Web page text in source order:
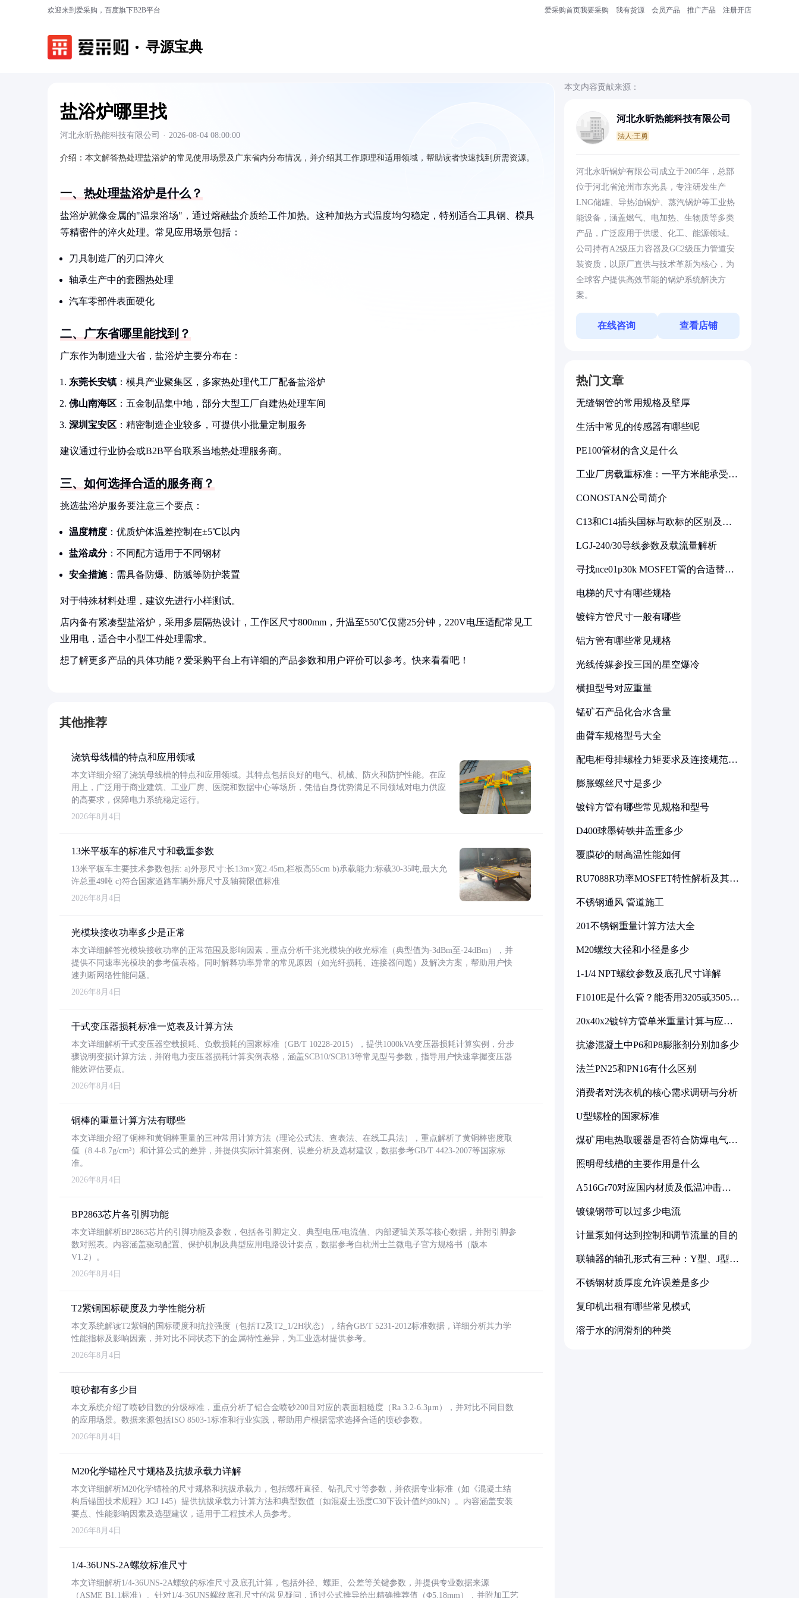
欢迎来到爱采购，百度旗下B2B平台 爱采购首页我要采购 我有货源 会员产品 推广产品 注册开店
寻源宝典
盐浴炉哪里找
河北永昕热能科技有限公司 · 2026-08-04 08:00:00
介绍： 本文解答热处理盐浴炉的常见使用场景及广东省内分布情况，并介绍其工作原理和适用领域，帮助读者快速找到所需资源。
一、热处理盐浴炉是什么？
盐浴炉就像金属的"温泉浴场"，通过熔融盐介质给工件加热。这种加热方式温度均匀稳定，特别适合工具钢、模具
等精密件的淬火处理。常见应用场景包括：
刀具制造厂的刃口淬火
轴承生产中的套圈热处理
汽车零部件表面硬化
二、广东省哪里能找到？
广东作为制造业大省，盐浴炉主要分布在：
东莞长安镇 ：模具产业聚集区，多家热处理代工厂配备盐浴炉
佛山南海区 ：五金制品集中地，部分大型工厂自建热处理车间
深圳宝安区 ：精密制造企业较多，可提供小批量定制服务
建议通过行业协会或B2B平台联系当地热处理服务商。
三、如何选择合适的服务商？
挑选盐浴炉服务要注意三个要点：
温度精度 ：优质炉体温差控制在±5℃以内
盐浴成分：不同配方适用于不同钢材
安全措施：需具备防爆、防溅等防护装置
对于特殊材料处理，建议先进行小样测试。
店内备有紧凑型盐浴炉，采用多层隔热设计，工作区尺寸800mm，升温至550℃仅需25分钟，220V电压适配常见工
业用电，适合中小型工件处理需求。
想了解更多产品的具体功能？爱采购平台上有详细的产品参数和用户评价可以参考。快来看看吧！
其他推荐
浇筑母线槽的特点和应用领域
本文详细介绍了浇筑母线槽的特点和应用领域。其特点包括良好的电气、机械、防火和防护性能。在应
用上，广泛用于商业建筑、工业厂房、医院和数据中心等场所，凭借自身优势满足不同领域对电力供应
的高要求，保障电力系统稳定运行。
2026年8月4日
13米平板车的标准尺寸和载重参数
13米平板车主要技术参数包括: a)外形尺寸:长13m×宽2.45m,栏板高55cm b)承载能力:标载30-35吨,最大允
许总重49吨 c)符合国家道路车辆外廓尺寸及轴荷限值标准
2026年8月4日
光模块接收功率多少是正常
本文详细解答光模块接收功率的正常范围及影响因素，重点分析千兆光模块的收光标准（典型值为-3dBm至-24dBm），并
提供不同速率光模块的参考值表格。同时解释功率异常的常见原因（如光纤损耗、连接器问题）及解决方案，帮助用户快
速判断网络性能问题。
2026年8月4日
干式变压器损耗标准一览表及计算方法
本文详细解析干式变压器空载损耗、负载损耗的国家标准（GB/T 10228-2015），提供1000kVA变压器损耗计算实例，分步
骤说明变损计算方法，并附电力变压器损耗计算实例表格，涵盖SCB10/SCB13等常见型号参数，指导用户快速掌握变压器
能效评估要点。
2026年8月4日
铜棒的重量计算方法有哪些
本文详细介绍了铜棒和黄铜棒重量的三种常用计算方法（理论公式法、查表法、在线工具法），重点解析了黄铜棒密度取
值（8.4-8.7g/cm³）和计算公式的差异，并提供实际计算案例、误差分析及选材建议，数据参考GB/T 4423-2007等国家标
准。
2026年8月4日
BP2863芯片各引脚功能
本文详细解析BP2863芯片的引脚功能及参数，包括各引脚定义、典型电压/电流值、内部逻辑关系等核心数据，并附引脚参
数对照表。内容涵盖驱动配置、保护机制及典型应用电路设计要点，数据参考自杭州士兰微电子官方规格书（版本
V1.2）。
2026年8月4日
T2紫铜国标硬度及力学性能分析
本文系统解读T2紫铜的国标硬度和抗拉强度（包括T2及T2_1/2H状态），结合GB/T 5231-2012标准数据，详细分析其力学
性能指标及影响因素，并对比不同状态下的金属特性差异，为工业选材提供参考。
2026年8月4日
喷砂都有多少目
本文系统介绍了喷砂目数的分级标准，重点分析了铝合金喷砂200目对应的表面粗糙度（Ra 3.2-6.3μm），并对比不同目数
的应用场景。数据来源包括ISO 8503-1标准和行业实践，帮助用户根据需求选择合适的喷砂参数。
2026年8月4日
M20化学锚栓尺寸规格及抗拔承载力详解
本文详细解析M20化学锚栓的尺寸规格和抗拔承载力，包括螺杆直径、钻孔尺寸等参数，并依据专业标准（如《混凝土结
构后锚固技术规程》JGJ 145）提供抗拔承载力计算方法和典型数值（如混凝土强度C30下设计值约80kN）。内容涵盖安装
要点、性能影响因素及选型建议，适用于工程技术人员参考。
2026年8月4日
1/4-36UNS-2A螺纹标准尺寸
本文详细解析1/4-36UNS-2A螺纹的标准尺寸及底孔计算，包括外径、螺距、公差等关键参数，并提供专业数据来源
（ASME B1.1标准）。针对1/4-36UNS螺纹底孔尺寸的常见疑问，通过公式推导给出精确推荐值（Φ5.18mm），并附加工艺
本文内容贡献来源：
河北永昕热能科技有限公司
法人:王勇
河北永昕锅炉有限公司成立于2005年，总部
位于河北省沧州市东光县，专注研发生产
LNG储罐、导热油锅炉、蒸汽锅炉等工业热
能设备，涵盖燃气、电加热、生物质等多类
产品，广泛应用于供暖、化工、能源领域。
公司持有A2级压力容器及GC2级压力管道安
装资质，以原厂直供与技术革新为核心，为
全球客户提供高效节能的锅炉系统解决方
案。
在线咨询 查看店铺
热门文章
无缝钢管的常用规格及壁厚
生活中常见的传感器有哪些呢
PE100管材的含义是什么
工业厂房载重标准：一平方米能承受多
CONOSTAN公司简介
C13和C14插头国标与欧标的区别及其
LGJ-240/30导线参数及载流量解析
寻找nce01p30k MOSFET管的合适替代
电梯的尺寸有哪些规格
镀锌方管尺寸一般有哪些
铝方管有哪些常见规格
光线传媒参投三国的星空爆冷
横担型号对应重量
锰矿石产品化合水含量
曲臂车规格型号大全
配电柜母排螺栓力矩要求及连接规范详
膨胀螺丝尺寸是多少
镀锌方管有哪些常见规格和型号
D400球墨铸铁井盖重多少
覆膜砂的耐高温性能如何
RU7088R功率MOSFET特性解析及其在
不锈钢通风 管道施工
201不锈钢重量计算方法大全
M20螺纹大径和小径是多少
1-1/4 NPT螺纹参数及底孔尺寸详解
F1010E是什么管？能否用3205或3505代
20x40x2镀锌方管单米重量计算与应用
抗渗混凝土中P6和P8膨胀剂分别加多少
法兰PN25和PN16有什么区别
消费者对洗衣机的核心需求调研与分析
U型螺栓的国家标准
煤矿用电热取暖器是否符合防爆电气设
照明母线槽的主要作用是什么
A516Gr70对应国内材质及低温冲击要
镀镍钢带可以过多少电流
计量泵如何达到控制和调节流量的目的
联轴器的轴孔形式有三种：Y型、J型、
不锈钢材质厚度允许误差是多少
复印机出租有哪些常见模式
溶于水的润滑剂的种类